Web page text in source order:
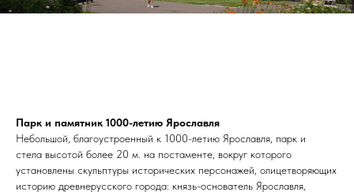
Парк и памятник 1000-летию Ярославля
Небольшой, благоустроенный к 1000-летию Ярославля, парк и
стела высотой более 20 м. на постаменте, вокруг которого
установлены скульптуры исторических персонажей, олицетворяющих
историю древнерусского города: князь-основатель Ярославля,